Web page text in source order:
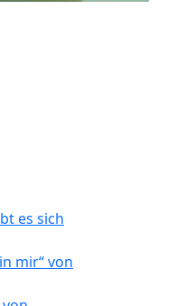
es sich
mir“ von